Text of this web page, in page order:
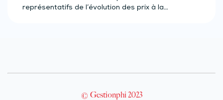
représentatifs de l’évolution des prix à la…
© Gestionphi 2023